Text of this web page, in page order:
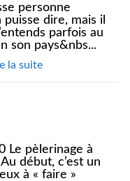
personne
dire, mais il
parfois au
son pays&nbs...
la suite
Le pèlerinage à
début, c’est un
à « faire »